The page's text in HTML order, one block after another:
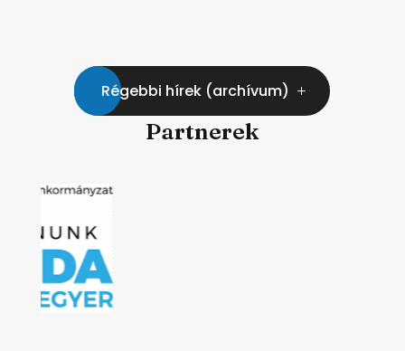
Régebbi hírek (archívum)
Partnerek